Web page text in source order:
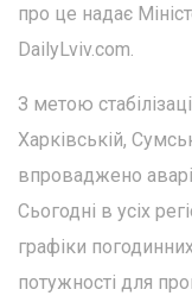
про це надає
DailyLviv.com.
З метою
Харківській,
впроваджено
Сьогодні в усіх
графіки
потужності для